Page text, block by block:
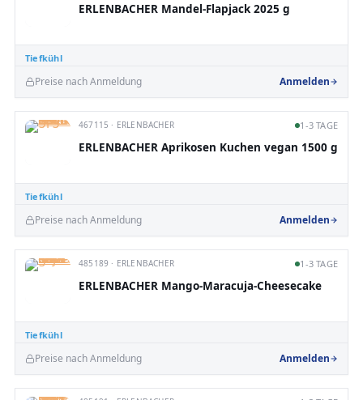
Tiefkühl
ERLENBACHER Mandel-Flapjack 2025 g
Preise nach Anmeldung Anmelden
Tiefkühl
467115 · ERLENBACHER 1-3 TAGE
ERLENBACHER Aprikosen Kuchen vegan 1500 g
Preise nach Anmeldung Anmelden
Tiefkühl
485189 · ERLENBACHER 1-3 TAGE
ERLENBACHER Mango-Maracuja-Cheesecake
Preise nach Anmeldung Anmelden